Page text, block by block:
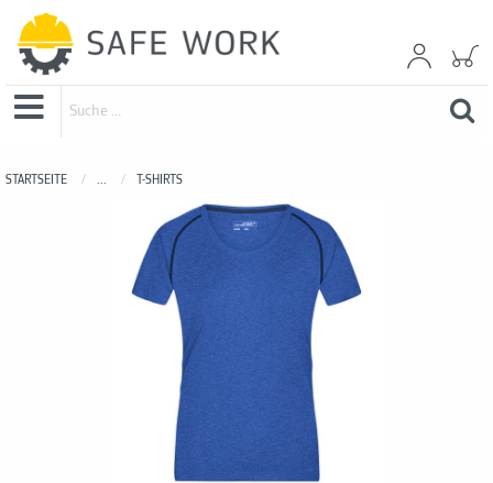
STARTSEITE ... T-SHIRTS